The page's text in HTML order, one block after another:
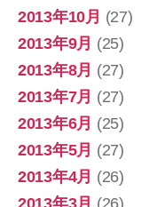
2013年10月 (27)
2013年9月 (25)
2013年8月 (27)
2013年7月 (27)
2013年6月 (25)
2013年5月 (27)
2013年4月 (26)
2013年3月 (26)